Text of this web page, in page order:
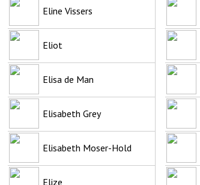
Eline Vissers
Eliot
Elisa de Man
Elisabeth Grey
Elisabeth Moser-Hold
Elize